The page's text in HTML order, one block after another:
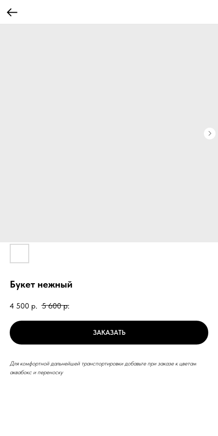
Букет нежный
4 500 р. 5 600 р.
ЗАКАЗАТЬ
Для комфортной дальнейшей транспортировки добавьте при заказе к цветам
аквабокс и переноску